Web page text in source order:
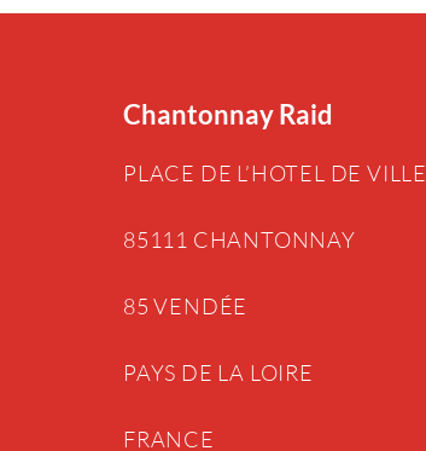
Chantonnay Raid
PLACE DE L’HOTEL DE VILLE
85111 CHANTONNAY
85 VENDÉE
PAYS DE LA LOIRE
FRANCE